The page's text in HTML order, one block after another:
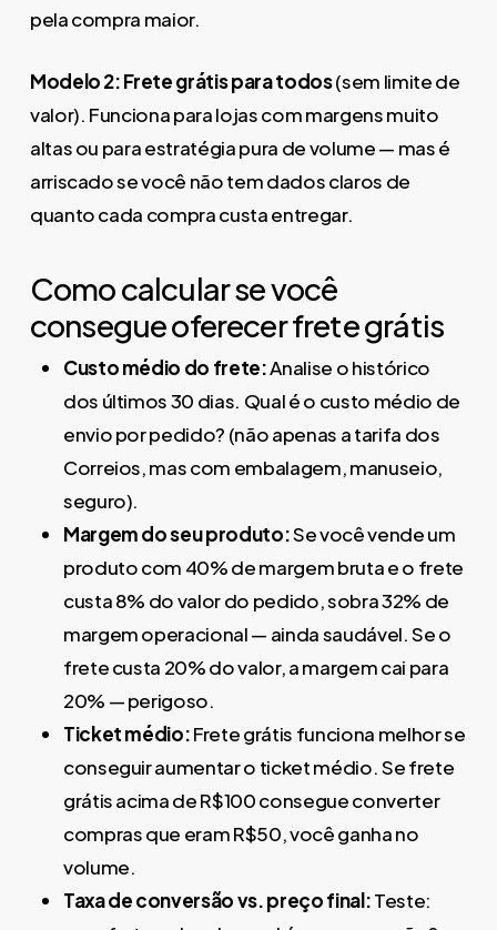
pela compra maior.
Modelo 2: Frete grátis para todos(sem limite de
valor). Funciona para lojas com margens muito
altas ou para estratégia pura de volume — mas é
arriscado se você não tem dados claros de
quanto cada compra custa entregar.
Como calcular se você
consegue oferecer frete grátis
Custo médio do frete:Analise o histórico
dos últimos 30 dias. Qual é o custo médio de
envio por pedido? (não apenas a tarifa dos
Correios, mas com embalagem, manuseio,
seguro).
Margem do seu produto:Se você vende um
produto com 40% de margem bruta e o frete
custa 8% do valor do pedido, sobra 32% de
margem operacional — ainda saudável. Se o
frete custa 20% do valor, a margem cai para
20% — perigoso.
Ticket médio:Frete grátis funciona melhor se
conseguir aumentar o ticket médio. Se frete
grátis acima de R$100 consegue converter
compras que eram R$50, você ganha no
volume.
Taxa de conversão vs. preço final:Teste: